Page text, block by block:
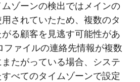
ゾーンの検出ではメインの
されていたため、複数のタ
る顧客を見逃す可能性があ
ファイルの連絡先情報が複数
たがっている場合、システ
べてのタイムゾーンで設定